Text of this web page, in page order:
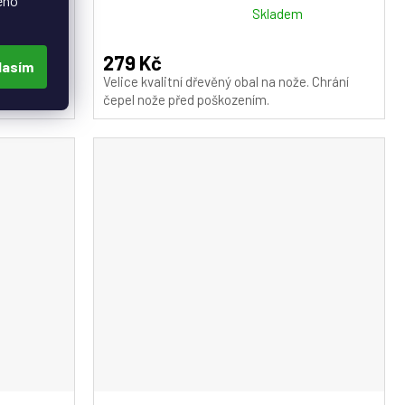
produktu
je
5,0
Skladem
279 Kč
Velice kvalitní dřevěný obal na nože. Chrání
čepel nože před poškozením.